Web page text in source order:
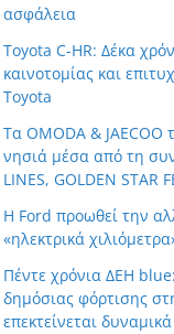
ασφάλεια
Toyota C-HR: Δέκα
καινοτομίας και
Toyota
Τα OMODA & JAECOO
νησιά μέσα από τη
LINES, GOLDEN STAR
Η Ford προωθεί την
«ηλεκτρικά
Πέντε χρόνια ΔΕΗ
δημόσιας φόρτισης
επεκτείνεται